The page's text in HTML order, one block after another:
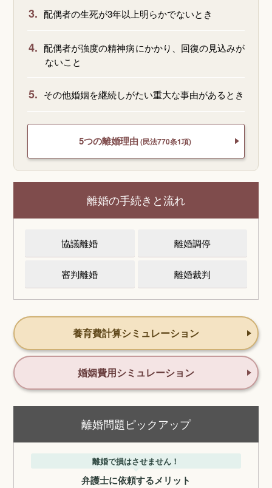
3. 配偶者の生死が3年以上明らかでないとき
4. 配偶者が強度の精神病にかかり、回復の見込みが
ないこと
5. その他婚姻を継続しがたい重大な事由があるとき
5つの離婚理由 (民法770条1項)
離婚の手続きと流れ
協議離婚 離婚調停
審判離婚 離婚裁判
養育費計算シミュレーション
婚姻費用シミュレーション
離婚問題ピックアップ
離婚で損はさせません！
弁護士に依頼するメリット